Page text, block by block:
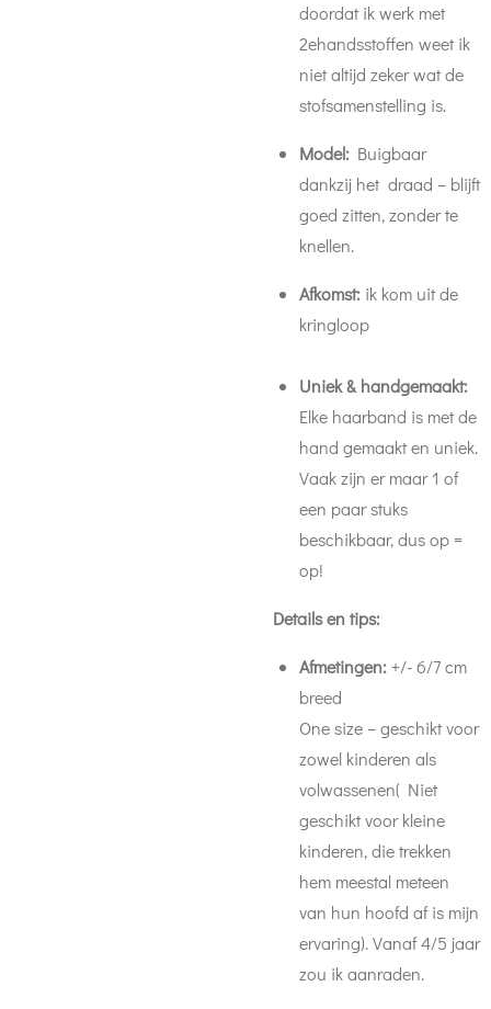
doordat ik werk met
2ehandsstoffen weet ik
niet altijd zeker wat de
stofsamenstelling is.
Model: Buigbaar
dankzij het draad – blijft
goed zitten, zonder te
knellen.
Afkomst: ik kom uit de
kringloop
Uniek & handgemaakt:
Elke haarband is met de
hand gemaakt en uniek.
Vaak zijn er maar 1 of
een paar stuks
beschikbaar, dus op =
op!
Details en tips:
Afmetingen:+/- 6/7 cm
breed
One size – geschikt voor
zowel kinderen als
volwassenen( Niet
geschikt voor kleine
kinderen, die trekken
hem meestal meteen
van hun hoofd af is mijn
ervaring). Vanaf 4/5 jaar
zou ik aanraden.